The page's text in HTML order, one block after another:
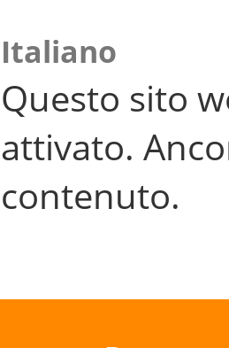
Italiano
Questo sito
attivato.
contenuto.